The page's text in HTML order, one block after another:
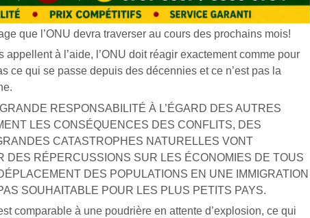
que l’ONU devra traverser au cours des prochains mois!
à l’aide, l’ONU doit réagir exactement comme pour
ce qui se passe depuis des décennies et ce n’est pas la
RESPONSABILITÉ À L’ÉGARD DES AUTRES
LES CONSÉQUENCES DES CONFLITS, DES
CATASTROPHES NATURELLES VONT
DES RÉPERCUSSIONS SUR LES ÉCONOMIES DE TOUS
DES POPULATIONS EN UNE IMMIGRATION
SOUHAITABLE POUR LES PLUS PETITS PAYS.
comparable à une poudrière en attente d’explosion, ce qui